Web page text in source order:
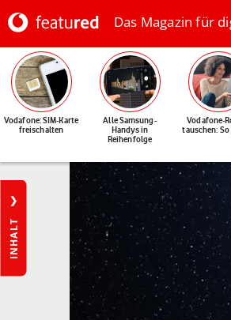
Das Magazin für
Vodafone: SIM-Karte
freischalten
Alle Samsung-
Handys in
Reihenfolge
Vodafone-
tauschen:
INHALT